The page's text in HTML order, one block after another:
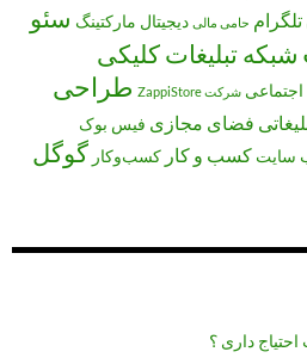
تلگرام حامی مالی دیجیتال مارکتینگ سئو
شبکه تبلیغات کلیکی
شرکت ZappiStore
طراحی
فضای مجازی فیس بوک
سایت کسب و کار کسب‌وکار گوگل
احتیاج داری ؟